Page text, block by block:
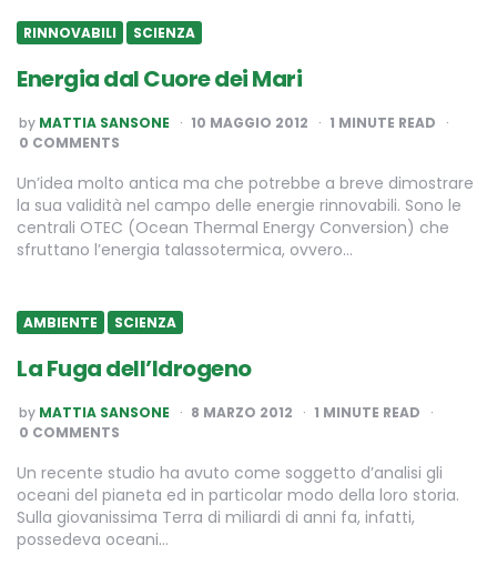
RINNOVABILI SCIENZA
Energia dal Cuore dei Mari
POSTED
BY
by MATTIA SANSONE 10 MAGGIO 2012 1 MINUTE READ
0 COMMENTS
Un’idea molto antica ma che potrebbe a breve dimostrare
la sua validità nel campo delle energie rinnovabili. Sono le
centrali OTEC (Ocean Thermal Energy Conversion) che
sfruttano l’energia talassotermica, ovvero…
AMBIENTE SCIENZA
La Fuga dell’Idrogeno
POSTED
BY
by MATTIA SANSONE 8 MARZO 2012 1 MINUTE READ
0 COMMENTS
Un recente studio ha avuto come soggetto d’analisi gli
oceani del pianeta ed in particolar modo della loro storia.
Sulla giovanissima Terra di miliardi di anni fa, infatti,
possedeva oceani…